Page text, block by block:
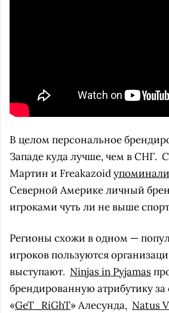
В целом персональное
Западе куда лучше, чем в СНГ.
Мартин и Freakazoidупоминали
Северной Америке личный
игроками чуть ли не выше
Регионы схожи в одном —
игроков пользуются
выступают. Ninjas in Pyjamas
брендированную атрибутику за
«GeT_RiGhT» Алесунда, Natus